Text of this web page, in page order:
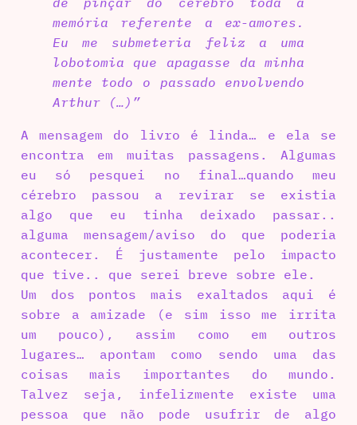
memória referente a ex-amores.
Eu me submeteria feliz a uma
lobotomia que apagasse da minha
mente todo o passado envolvendo
Arthur (…)”
A mensagem do livro é linda… e ela se
encontra em muitas passagens. Algumas
eu só pesquei no final…quando meu
cérebro passou a revirar se existia
algo que eu tinha deixado passar..
alguma mensagem/aviso do que poderia
acontecer. É justamente pelo impacto
que tive.. que serei breve sobre ele.
Um dos pontos mais exaltados aqui é
sobre a amizade (e sim isso me irrita
um pouco), assim como em outros
lugares… apontam como sendo uma das
coisas mais importantes do mundo.
Talvez seja, infelizmente existe uma
pessoa que não pode usufrir de algo